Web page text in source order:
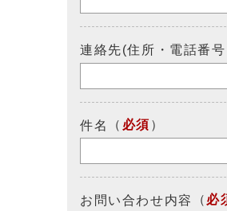
連絡先(住所・電話番
件名 （ 必須 ）
お問い合わせ内容 （ 必